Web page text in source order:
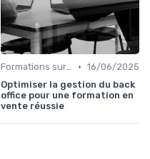
Formations sur mesure pour entreprises • 16/06/2025
Optimiser la gestion du back
office pour une formation en
vente réussie